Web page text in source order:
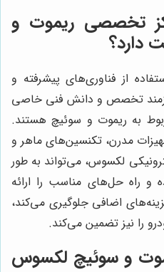
تخصصی ریموت و
دارد؟
از فناوری‌های پیشرفته و
تخصص و دانش فنی خاصی
به ریموت و سوئیچ هستند.
مدرن، تکنسین‌های ماهر و
لکسوس، می‌تواند به طور
راه حل‌های مناسب را ارائه
اضافی جلوگیری می‌کند،
را نیز تضمین می‌کند.
و سوئیچ لکسوس